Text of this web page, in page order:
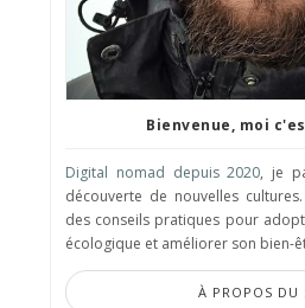
Bienvenue, moi
Digital nomad depuis 2020, je
découverte de nouvelles
des conseils pratiques pour
écologique et améliorer son bien-
À PROPOS DU